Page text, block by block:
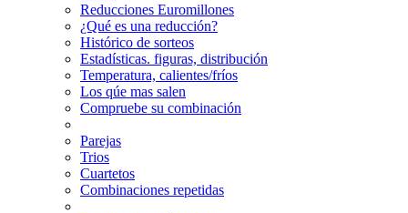
Reducciones Euromillones
¿Qué es una reducción?
Histórico de sorteos
Estadísticas. figuras, distribución
Temperatura, calientes/fríos
Los qúe mas salen
Compruebe su combinación
Parejas
Trios
Cuartetos
Combinaciones repetidas